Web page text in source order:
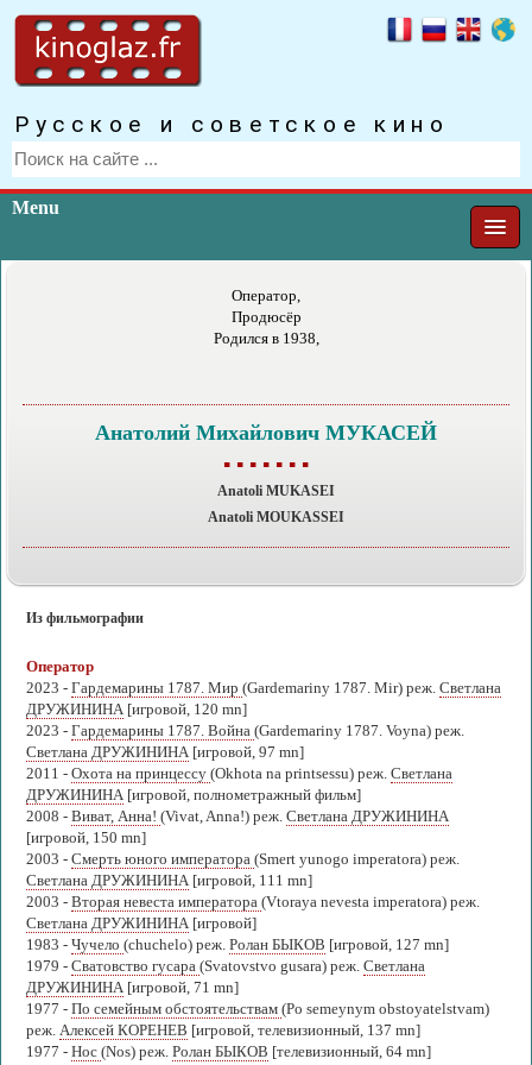
Русское и советское кино
Menu
Оператор,
Продюсёр
Родился в 1938,
Анатолий Михайлович МУКАСЕЙ
▪ ▪ ▪ ▪ ▪ ▪ ▪
Anatoli MUKASEI
Anatoli MOUKASSEI
Из фильмографии
Оператор
2023 - Гардемарины 1787. Мир (Gardemariny 1787. Mir) реж. Светлана
ДРУЖИНИНА [игровой, 120 mn]
2023 - Гардемарины 1787. Война (Gardemariny 1787. Voyna) реж.
Светлана ДРУЖИНИНА [игровой, 97 mn]
2011 - Охота на принцессу (Okhota na printsessu) реж. Светлана
ДРУЖИНИНА [игровой, полнометражный фильм]
2008 - Виват, Анна! (Vivat, Anna!) реж. Светлана ДРУЖИНИНА
[игровой, 150 mn]
2003 - Смерть юного императора (Smert yunogo imperatora) реж.
Светлана ДРУЖИНИНА [игровой, 111 mn]
2003 - Вторая невеста императора (Vtoraya nevesta imperatora) реж.
Светлана ДРУЖИНИНА [игровой]
1983 - Чучело (chuchelo) реж. Ролан БЫКОВ [игровой, 127 mn]
1979 - Сватовство гусара (Svatovstvo gusara) реж. Светлана
ДРУЖИНИНА [игровой, 71 mn]
1977 - По семейным обстоятельствам (Po semeynym obstoyatelstvam)
реж. Алексей КОРЕНЕВ [игровой, телевизионный, 137 mn]
1977 - Нос (Nos) реж. Ролан БЫКОВ [телевизионный, 64 mn]